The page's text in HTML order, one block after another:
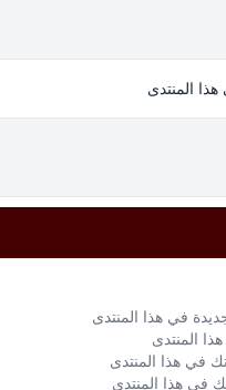
المنتدى
في هذا المنتدى
المنتدى
في هذا المنتدى
في هذا المنتدى